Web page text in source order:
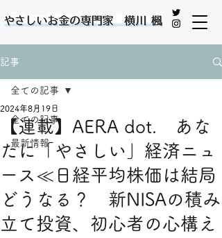
やさしいお金の専門家 横川 楓
記事
全ての記事
最新情報
全ての記事
【連載】AERA dot. あな
たに「やさしい」経済ニュ
ース≪日経平均株価は結局
どうなる？ 新NISAの積み
立て投資、初心者の心構え
2024年8月19日